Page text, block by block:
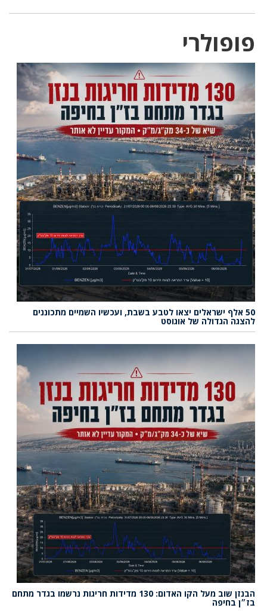
פופולרי
50 אלף ישראלים יצאו לטבע בשבת, ועכשיו השמיים מתכוננים
להצגה הגדולה של אוגוסט
הבנזן שוב מעל הקו האדום: 130 מדידות חריגות נרשמו בגדר מתחם
בז״ן בחיפה